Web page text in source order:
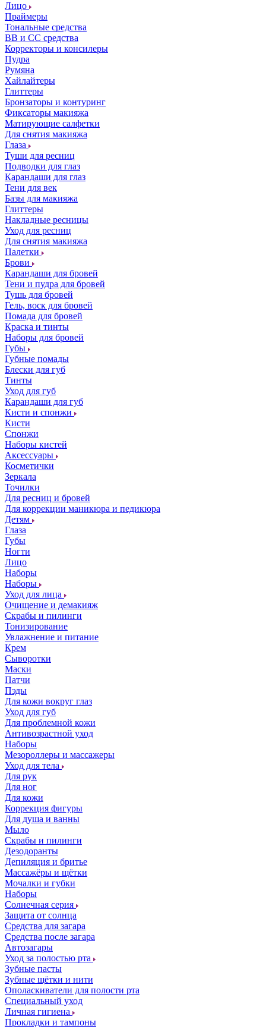
Лицо
Праймеры
Тональные средства
ВВ и СС средства
Корректоры и консилеры
Пудра
Румяна
Хайлайтеры
Глиттеры
Бронзаторы и контуринг
Фиксаторы макияжа
Матирующие салфетки
Для снятия макияжа
Глаза
Туши для ресниц
Подводки для глаз
Карандаши для глаз
Тени для век
Базы для макияжа
Глиттеры
Накладные ресницы
Уход для ресниц
Для снятия макияжа
Палетки
Брови
Карандаши для бровей
Тени и пудра для бровей
Тушь для бровей
Гель, воск для бровей
Помада для бровей
Краска и тинты
Наборы для бровей
Губы
Губные помады
Блески для губ
Тинты
Уход для губ
Карандаши для губ
Кисти и спонжи
Кисти
Спонжи
Наборы кистей
Аксессуары
Косметички
Зеркала
Точилки
Для ресниц и бровей
Для коррекции маникюра и педикюра
Детям
Глаза
Губы
Ногти
Лицо
Наборы
Наборы
Уход для лица
Очищение и демакияж
Скрабы и пилинги
Тонизирование
Увлажнение и питание
Крем
Сыворотки
Маски
Патчи
Пэды
Для кожи вокруг глаз
Уход для губ
Для проблемной кожи
Антивозрастной уход
Наборы
Мезороллеры и массажеры
Уход для тела
Для рук
Для ног
Для кожи
Коррекция фигуры
Для душа и ванны
Мыло
Скрабы и пилинги
Дезодоранты
Депиляция и бритье
Массажёры и щётки
Мочалки и губки
Наборы
Солнечная серия
Защита от солнца
Средства для загара
Средства после загара
Автозагары
Уход за полостью рта
Зубные пасты
Зубные щётки и нити
Ополаскиватели для полости рта
Специальный уход
Личная гигиена
Прокладки и тампоны